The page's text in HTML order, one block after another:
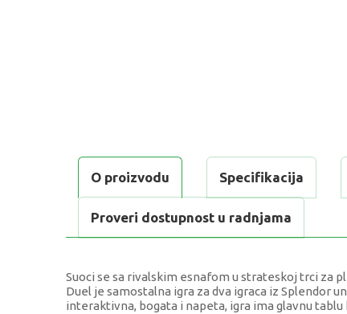
O proizvodu Specifikacija
Proveri dostupnost u radnjama
Suoci se sa rivalskim esnafom u strateskoj trci za
Duel je samostalna igra za dva igraca iz Splendor
interaktivna, bogata i napeta, igra ima glavnu